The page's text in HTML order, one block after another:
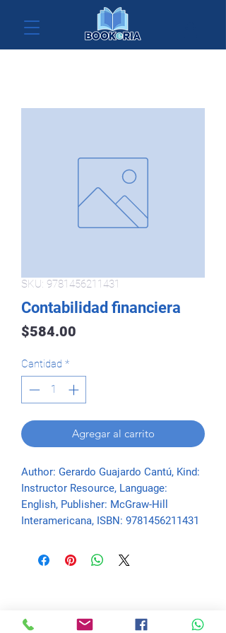
SKU: 9781456211431
Contabilidad financiera
$584.00
Cantidad *
Agregar al carrito
Author: Gerardo Guajardo Cantú, Kind:
Instructor Resource, Language:
English, Publisher: McGraw-Hill
Interamericana, ISBN: 9781456211431